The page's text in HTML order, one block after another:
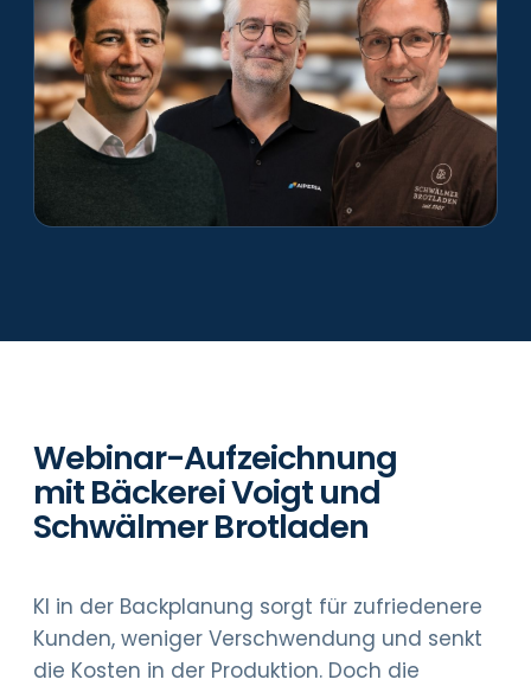
Webinar-Aufzeichnung
mit Bäckerei Voigt und
Schwälmer Brotladen
KI in der Backplanung sorgt für zufriedenere
Kunden, weniger Verschwendung und senkt
die Kosten in der Produktion. Doch die